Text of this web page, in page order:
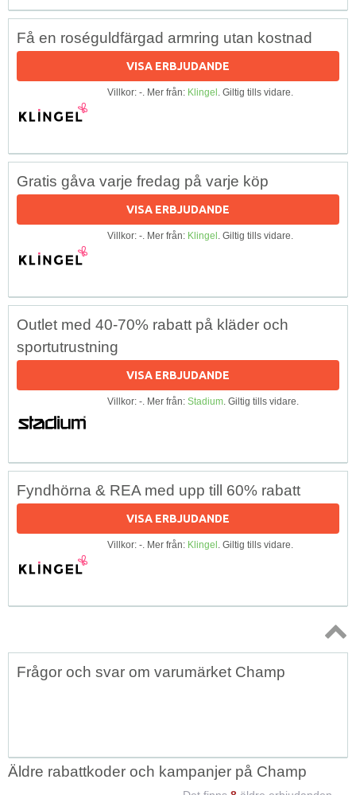
Få en roséguldfärgad armring utan kostnad
VISA ERBJUDANDE
Villkor: -. Mer från: Klingel. Giltig tills vidare.
Gratis gåva varje fredag på varje köp
VISA ERBJUDANDE
Villkor: -. Mer från: Klingel. Giltig tills vidare.
Outlet med 40-70% rabatt på kläder och
sportutrustning
VISA ERBJUDANDE
Villkor: -. Mer från: Stadium. Giltig tills vidare.
Fyndhörna & REA med upp till 60% rabatt
VISA ERBJUDANDE
Villkor: -. Mer från: Klingel. Giltig tills vidare.
Topp
Frågor och svar om varumärket Champ
Äldre rabattkoder och kampanjer på Champ